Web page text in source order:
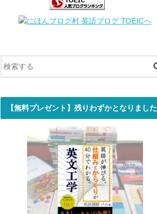
【無料プレゼント】残りわずかとなりました